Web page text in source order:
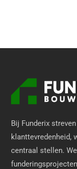
Bij Funderix
klanttevredenheid,
centraal stellen.